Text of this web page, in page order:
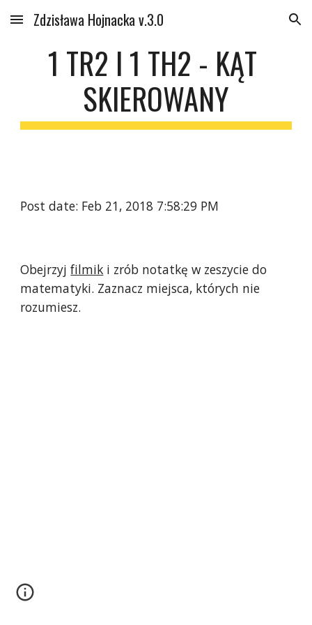
Skip to main content Skip to navigation
Zdzisława Hojnacka v.3.0
1 TR2 I 1 TH2 - KĄT
SKIEROWANY
Post date: Feb 21, 2018 7:58:29 PM
Obejrzyj filmik i zrób notatkę w zeszycie do
matematyki. Zaznacz miejsca, których nie
rozumiesz.